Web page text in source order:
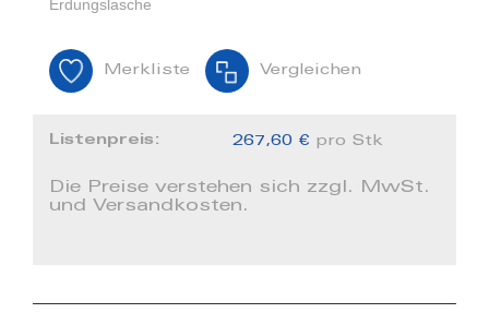
Erdungslasche
Merkliste Vergleichen
Listenpreis: 267,60 € pro Stk
Die Preise verstehen sich zzgl. MwSt.
und Versandkosten.